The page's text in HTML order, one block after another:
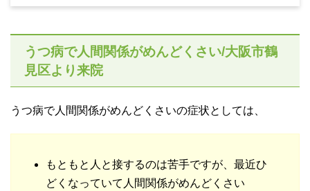
うつ病で人間関係がめんどくさい/大阪市鶴
見区より来院
うつ病で人間関係がめんどくさいの症状としては、
もともと人と接するのは苦手ですが、最近ひ
どくなっていて人間関係がめんどくさい